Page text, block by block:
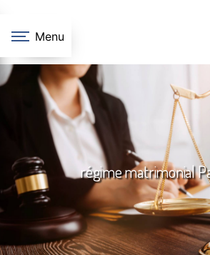
Menu
régime matrimonial